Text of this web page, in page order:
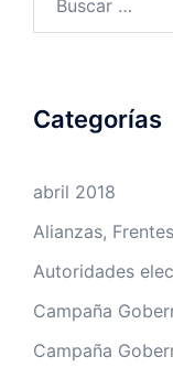
Categorías
abril 2018
Alianzas,
Autoridades
Campaña
Campaña